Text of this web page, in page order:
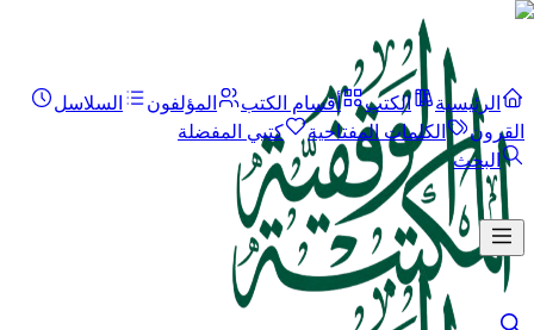
الرئيسية الكتب أقسام الكتب المؤلفون
السلاسل
القرون
الكلمات المفتاحية
كتبي المفضلة
البحث